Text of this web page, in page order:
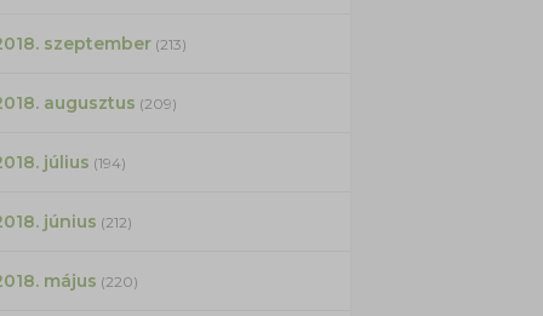
szeptember(213)
augusztus (209)
július (194)
június (212)
május (220)